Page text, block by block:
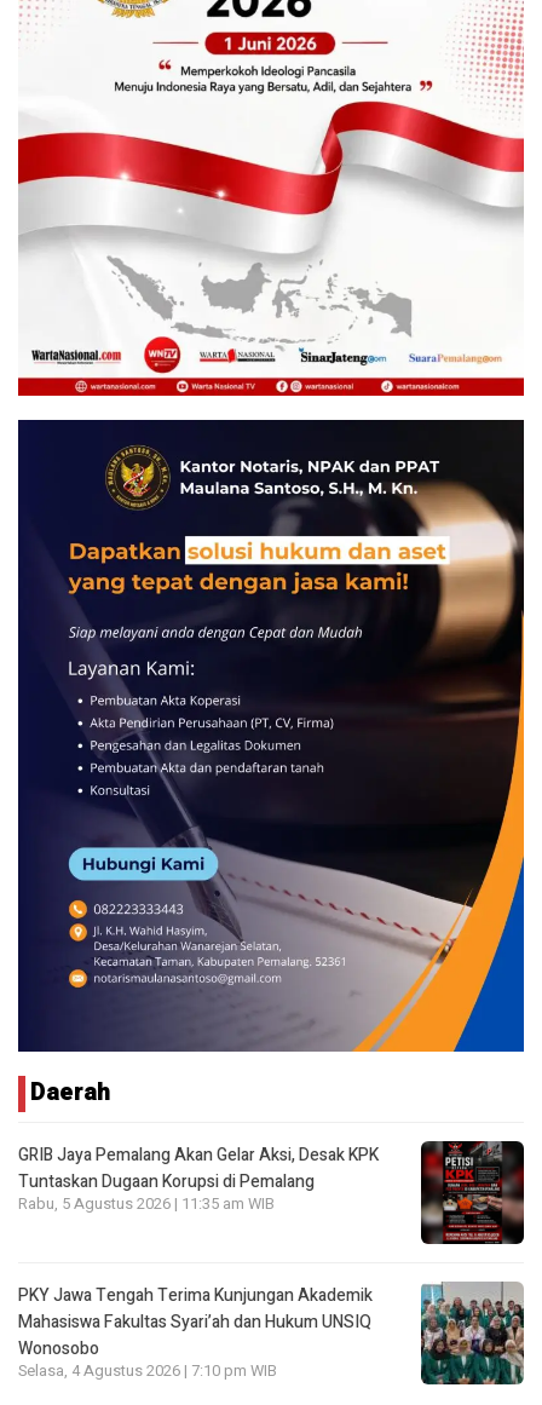
Daerah
GRIB Jaya Pemalang Akan Gelar Aksi, Desak KPK
Tuntaskan Dugaan Korupsi di Pemalang
Rabu, 5 Agustus 2026 | 11:35 am WIB
PKY Jawa Tengah Terima Kunjungan Akademik
Mahasiswa Fakultas Syari’ah dan Hukum UNSIQ
Wonosobo
Selasa, 4 Agustus 2026 | 7:10 pm WIB